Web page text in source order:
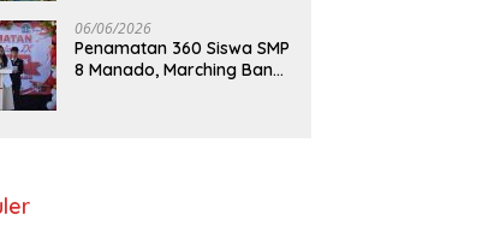
06/06/2026
Penamatan 360 Siswa SMP
8 Manado, Marching Band